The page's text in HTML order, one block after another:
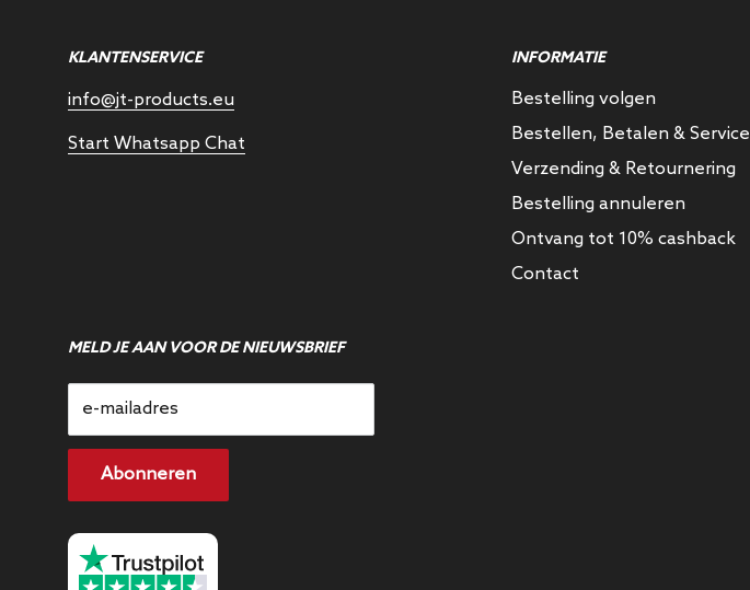
KLANTENSERVICE
info@jt-products.eu
Start Whatsapp Chat
INFORMATIE
Bestelling volgen
Bestellen, Betalen & Service
Verzending & Retournering
Bestelling annuleren
Ontvang tot 10% cashback
Contact
MELD JE AAN VOOR DE NIEUWSBRIEF
e-mailadres
Abonneren